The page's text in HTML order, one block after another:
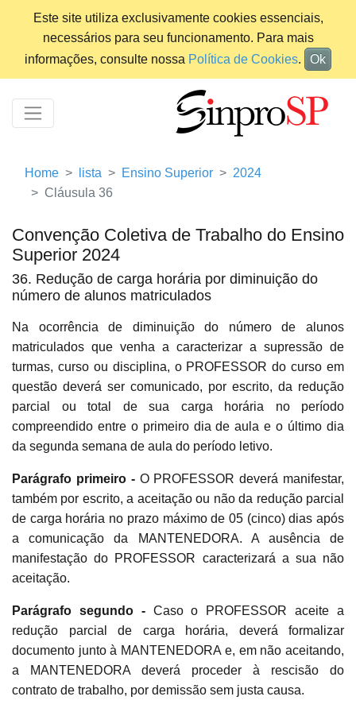
Este site utiliza exclusivamente cookies essenciais,
necessários para seu funcionamento. Para mais
informações, consulte nossa Política de Cookies. Ok
Home lista Ensino Superior
2024
Cláusula 36
Convenção Coletiva de Trabalho do Ensino
Superior 2024
36. Redução de carga horária por diminuição do
número de alunos matriculados
Na ocorrência de diminuição do número de alunos
matriculados que venha a caracterizar a supressão de
turmas, curso ou disciplina, o PROFESSOR do curso em
questão deverá ser comunicado, por escrito, da redução
parcial ou total de sua carga horária no período
compreendido entre o primeiro dia de aula e o último dia
da segunda semana de aula do período letivo.
Parágrafo primeiro - O PROFESSOR deverá manifestar,
também por escrito, a aceitação ou não da redução parcial
de carga horária no prazo máximo de 05 (cinco) dias após
a comunicação da MANTENEDORA. A ausência de
manifestação do PROFESSOR caracterizará a sua não
aceitação.
Parágrafo segundo -Caso o PROFESSOR aceite a
redução parcial de carga horária, deverá formalizar
documento junto à MANTENEDORA e, em não aceitando,
a MANTENEDORA deverá proceder à rescisão do
contrato de trabalho, por demissão sem justa causa.